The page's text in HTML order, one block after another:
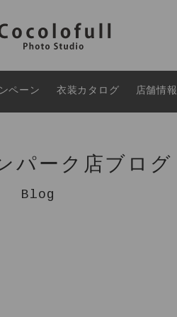
ペーン 衣装カタログ 店舗情報
パーク店ブログ
Blog